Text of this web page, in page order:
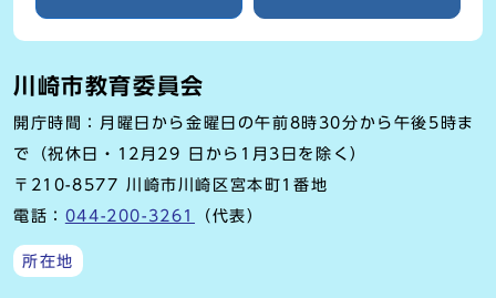
川崎市教育委員会
開庁時間：月曜日から金曜日の午前8時30分から午後5時ま
で（祝休日・12月29 日から1月3日を除く）
〒210-8577 川崎市川崎区宮本町1番地
電話： 044-200-3261 （代表）
所在地